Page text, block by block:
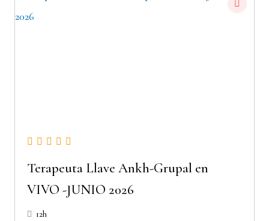
Terapeuta Llave Ankh-Grupal en
VIVO -JUNIO 2026
12h